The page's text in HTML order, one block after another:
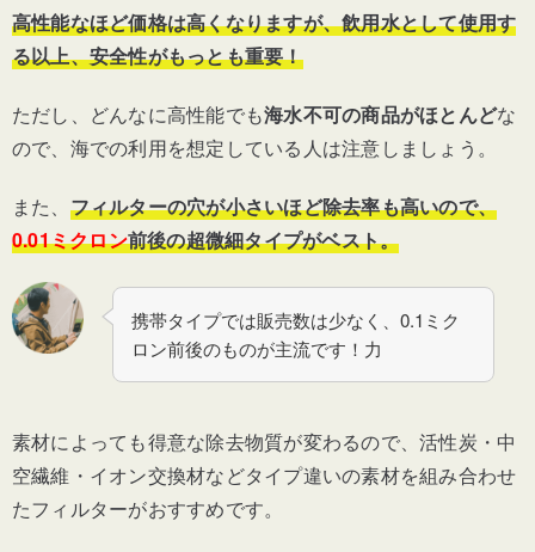
高性能なほど価格は高くなりますが、飲用水として使用す
る以上、安全性がもっとも重要！
ただし、どんなに高性能でも海水不可の商品がほとんどな
ので、海での利用を想定している人は注意しましょう。
また、 フィルターの穴が小さいほど除去率も高いので、
0.01ミクロン前後の超微細タイプがベスト。
携帯タイプでは販売数は少なく、0.1ミク
ロン前後のものが主流です！力
素材によっても得意な除去物質が変わるので、活性炭・中
空繊維・イオン交換材などタイプ違いの素材を組み合わせ
たフィルターがおすすめです。